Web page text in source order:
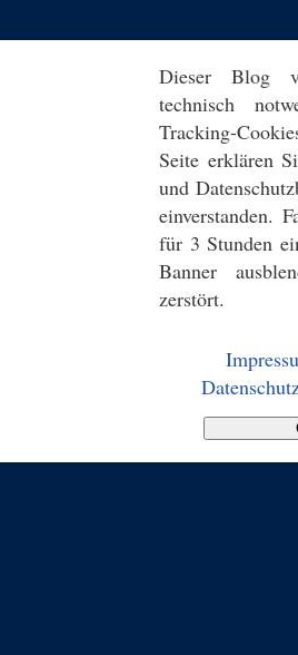
Dieser Blog
technisch
Tracking-
Seite erklären
und
einverstanden.
für 3 Stunden
Banner
zerstört.